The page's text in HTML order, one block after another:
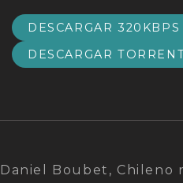
DESCARGAR
DESCARGAR
Daniel Boubet, Chileno